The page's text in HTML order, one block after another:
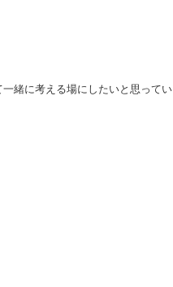
緒に考える場にしたいと思ってい